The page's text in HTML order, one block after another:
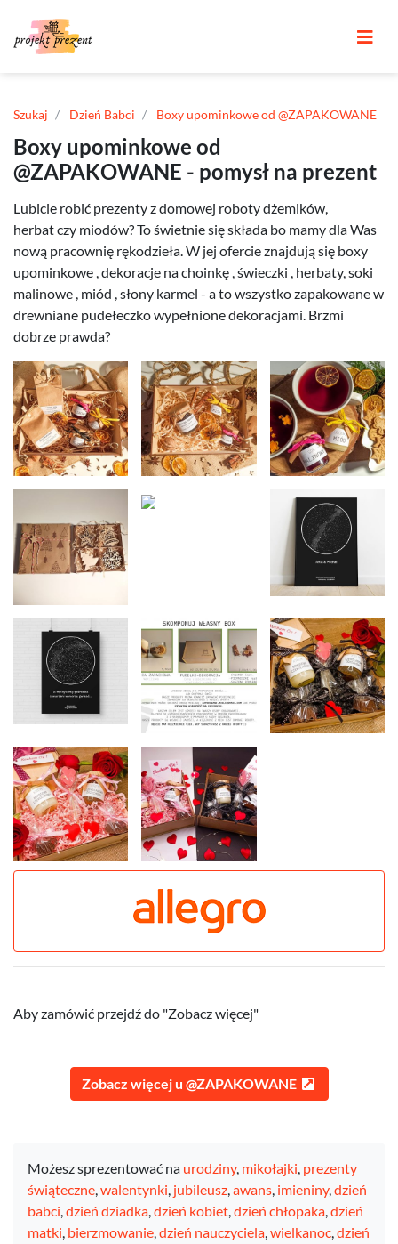
Szukaj Dzień Babci Boxy upominkowe od @ZAPAKOWANE
Boxy upominkowe od
@ZAPAKOWANE - pomysł na prezent
Lubicie robić prezenty z domowej roboty dżemików,
herbat czy miodów? To świetnie się składa bo mamy dla Was
nową pracownię rękodzieła. W jej ofercie znajdują się boxy
upominkowe , dekoracje na choinkę , świeczki , herbaty, soki
malinowe , miód , słony karmel - a to wszystko zapakowane w
drewniane pudełeczko wypełnione dekoracjami. Brzmi
dobrze prawda?
Aby zamówić przejdź do "Zobacz więcej"
Zobacz więcej u @ZAPAKOWANE
Możesz sprezentować na urodziny, mikołajki, prezenty
świąteczne,walentynki, jubileusz,awans, imieniny,dzień
babci,dzień dziadka,dzień kobiet,dzień chłopaka,dzień
matki, bierzmowanie,dzień nauczyciela,wielkanoc,dzień